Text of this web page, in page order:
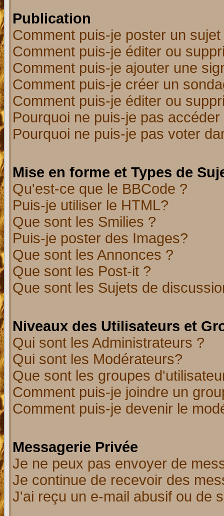
Publication
Comment puis-je poster un
Comment puis-je éditer ou
Comment puis-je ajouter une
Comment puis-je créer un
Comment puis-je éditer ou
Pourquoi ne puis-je pas
Pourquoi ne puis-je pas voter
Mise en forme et Types de
Qu'est-ce que le BBCode ?
Puis-je utiliser le HTML?
Que sont les Smilies ?
Puis-je poster des Images?
Que sont les Annonces ?
Que sont les Post-it ?
Que sont les Sujets de
Niveaux des Utilisateurs et
Qui sont les Administrateurs ?
Qui sont les Modérateurs?
Que sont les groupes
Comment puis-je joindre un
Comment puis-je devenir le
Messagerie Privée
Je ne peux pas envoyer de
Je continue de recevoir des
J'ai reçu un e-mail abusif ou de